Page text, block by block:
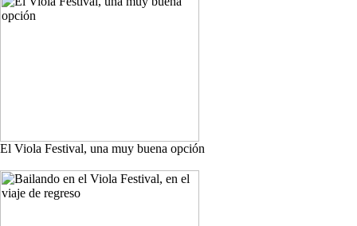
El Viola Festival, una muy buena opción